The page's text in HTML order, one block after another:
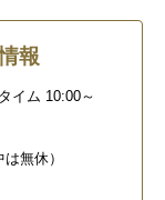
報
イム 10:00～
無休）